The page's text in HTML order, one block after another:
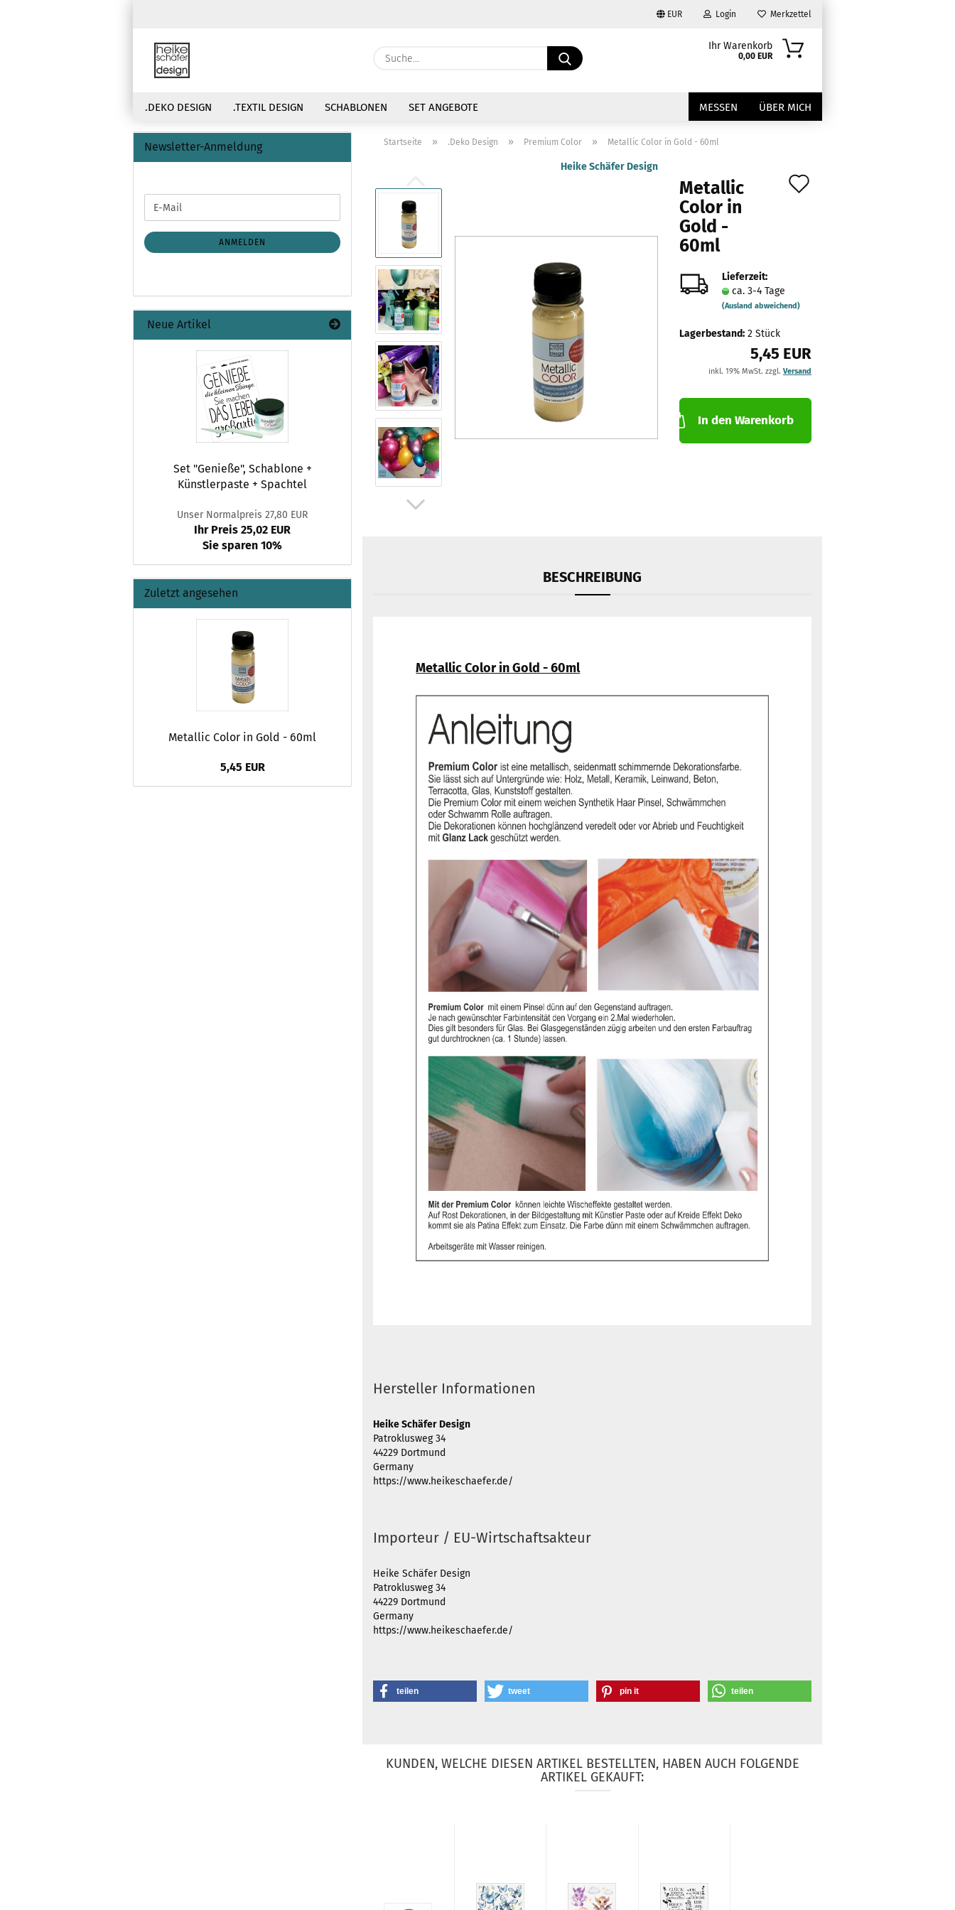
EUR
Währung auswählen
Login
Passwort vergessen?
Merkzettel
Suche...
Ihr Warenkorb
0,00 EUR
.DEKO DESIGN .TEXTIL DESIGN SCHABLONEN SET ANGEBOTE MESSEN ÜBER MICH
Startseite » .Deko Design » Premium Color » Metallic Color in Gold - 60ml
Heike Schäfer Design
Metallic
Color in
Gold -
60ml
Lieferzeit:
ca. 3-4 Tage
(Ausland abweichend)
Lagerbestand: 2Stück
5,45 EUR
inkl. 19% MwSt. zzgl. Versand
In den Warenkorb
BESCHREIBUNG
Metallic Color in Gold - 60ml
Hersteller Informationen
Heike Schäfer Design
Patroklusweg 34
44229 Dortmund
Germany
https://www.heikeschaefer.de/
Importeur / EU-Wirtschaftsakteur
Heike Schäfer Design
Patroklusweg 34
44229 Dortmund
Germany
https://www.heikeschaefer.de/
teilen tweet pin it teilen
KUNDEN, WELCHE DIESEN ARTIKEL BESTELLTEN, HABEN AUCH FOLGENDE
ARTIKEL GEKAUFT:
Newsletter-Anmeldung
ZUR
ANMELDUNG
E-
Mail
ANMELDEN
Neue Artikel
Set "Genieße", Schablone +
Künstlerpaste + Spachtel
Unser Normalpreis 27,80 EUR
Ihr Preis 25,02 EUR
Sie sparen 10%
Zuletzt angesehen
Metallic Color in Gold - 60ml
5,45 EUR